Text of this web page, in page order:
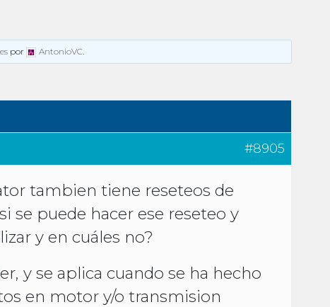
por AntonioVC.
#8905
tambien tiene reseteos de
se puede hacer ese reseteo y
y en cuáles no?
y se aplica cuando se ha hecho
en motor y/o transmision